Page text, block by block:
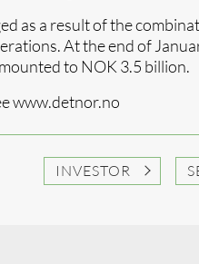
as a result of the
At the end of
to NOK 3.5 billion.
www.detnor.no
INVESTOR